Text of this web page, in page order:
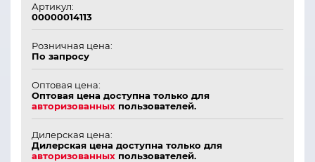
Артикул:
00000014113
Розничная цена:
По запросу
Оптовая цена:
Оптовая цена доступна только для
авторизованных пользователей.
Дилерская цена:
Дилерская цена доступна только для
авторизованных пользователей.